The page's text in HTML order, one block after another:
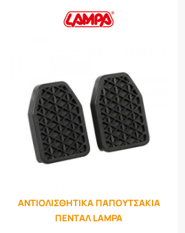
ΑΝΤΙΟΛΙΣΘΗΤΙΚΑ ΠΑΠΟΥΤΣΑΚΙΑ
ΠΕΝΤΑΛ LAMPA